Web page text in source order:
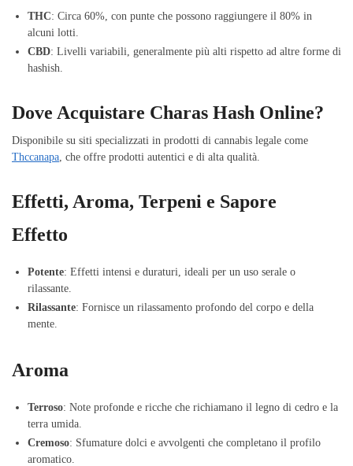
THC: Circa 60%, con punte che possono raggiungere il 80% in
alcuni lotti.
CBD: Livelli variabili, generalmente più alti rispetto ad altre forme di
hashish.
Dove Acquistare Charas Hash Online?
Disponibile su siti specializzati in prodotti di cannabis legale come
Thccanapa, che offre prodotti autentici e di alta qualità.
Effetti, Aroma, Terpeni e Sapore
Effetto
Potente: Effetti intensi e duraturi, ideali per un uso serale o
rilassante.
Rilassante: Fornisce un rilassamento profondo del corpo e della
mente.
Aroma
Terroso: Note profonde e ricche che richiamano il legno di cedro e la
terra umida.
Cremoso: Sfumature dolci e avvolgenti che completano il profilo
aromatico.